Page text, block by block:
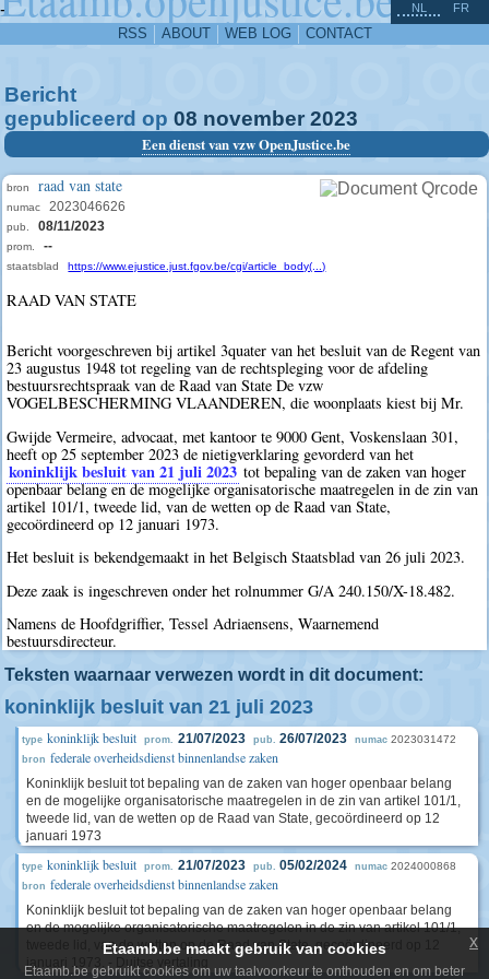
-
RSS ABOUT WEB LOG CONTACT
NL FR
Bericht
gepubliceerd op 08 november 2023
Een dienst van vzw OpenJustice.be
bron raad van state
numac 2023046626
pub. 08/11/2023
prom. --
staatsblad https://www.ejustice.just.fgov.be/cgi/article_body(...)
RAAD VAN STATE
Bericht voorgeschreven bij artikel 3quater van het besluit van de Regent van
23 augustus 1948 tot regeling van de rechtspleging voor de afdeling
bestuursrechtspraak van de Raad van State De vzw
VOGELBESCHERMING VLAANDEREN, die woonplaats kiest bij Mr.
Gwijde Vermeire, advocaat, met kantoor te 9000 Gent, Voskenslaan 301,
heeft op 25 september 2023 de nietigverklaring gevorderd van het
koninklijk besluit van 21 juli 2023 tot bepaling van de zaken van hoger
openbaar belang en de mogelijke organisatorische maatregelen in de zin van
artikel 101/1, tweede lid, van de wetten op de Raad van State,
gecoördineerd op 12 januari 1973.
Het besluit is bekendgemaakt in het Belgisch Staatsblad van 26 juli 2023.
Deze zaak is ingeschreven onder het rolnummer G/A 240.150/X-18.482.
Namens de Hoofdgriffier, Tessel Adriaensens, Waarnemend
bestuursdirecteur.
Teksten waarnaar verwezen wordt in dit document:
koninklijk besluit van 21 juli 2023
type koninklijk besluit prom. 21/07/2023 pub. 26/07/2023 numac 2023031472
bron federale overheidsdienst binnenlandse zaken
Koninklijk besluit tot bepaling van de zaken van hoger openbaar belang
en de mogelijke organisatorische maatregelen in de zin van artikel 101/1,
tweede lid, van de wetten op de Raad van State, gecoördineerd op 12
januari 1973
type koninklijk besluit prom. 21/07/2023 pub. 05/02/2024 numac 2024000868
bron federale overheidsdienst binnenlandse zaken
Koninklijk besluit tot bepaling van de zaken van hoger openbaar belang
en de mogelijke organisatorische maatregelen in de zin van artikel 101/1,
tweede lid, van de wetten op de Raad van State, gecoördineerd op 12
januari 1973. - Duitse vertaling
^
Etaamb.be maakt gebruik van cookies
Etaamb.be gebruikt cookies om uw taalvoorkeur te onthouden en om beter
x